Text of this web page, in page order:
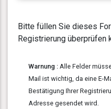
Bitte füllen Sie dieses
Registrierung überprüfen
Warnung : Alle Felder
Mail ist wichtig, da eine E-
Bestätigung Ihrer
Adresse gesendet wird.